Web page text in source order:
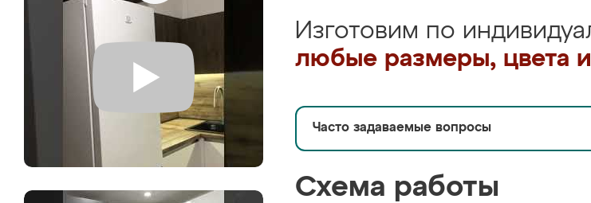
Изготовим по
любые размеры, цвета
Часто задаваемые вопросы
Схема работы